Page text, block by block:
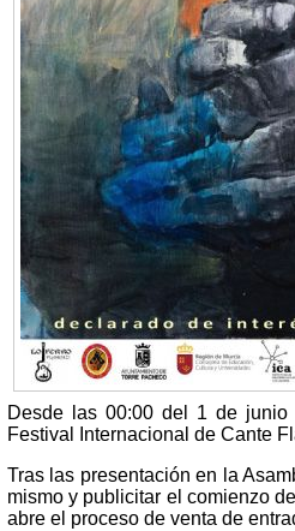
Desde las 00:00 del 1 de
Festival Internacional de Cante
Tras las presentación en la
mismo y publicitar el comienzo
abre el proceso de venta de